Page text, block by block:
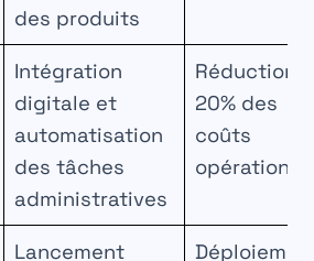
des produits
Intégration
digitale et
automatisation
des tâches
administratives
Réduction
20% des
coûts
Lancement